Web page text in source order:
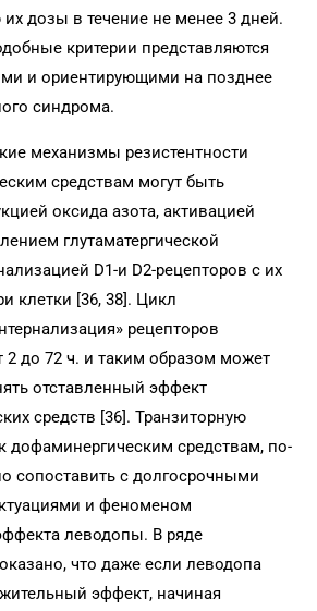
дозы в течение не менее 3 дней.
критерии представляются
и ориентирующими на позднее
синдрома.
механизмы резистентности
средствам могут быть
оксида азота, активацией
глутаматергической
D1‑и D2‑рецепторов с их
клетки [36, 38]. Цикл
рецепторов
2 до 72 ч. и таким образом может
отставленный эффект
средств [36]. Транзиторную
дофаминергическим средствам, по-
сопоставить с долгосрочными
и феноменом
леводопы. В ряде
что даже если леводопа
эффект, начиная